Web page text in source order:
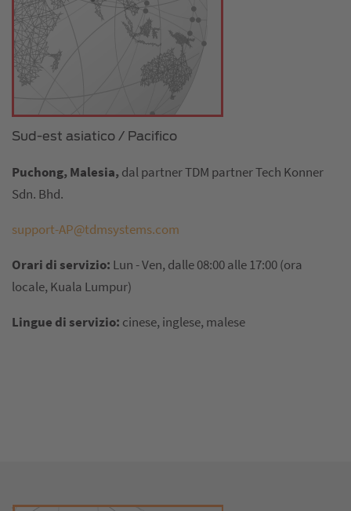
Sud-est asiatico / Pacifico
Puchong, Malesia, dal partner TDM partner Tech Konner
Sdn. Bhd.
support-AP@tdmsystems.com
Orari di servizio: Lun - Ven, dalle 08:00 alle 17:00 (ora
locale, Kuala Lumpur)
Lingue di servizio: cinese, inglese, malese